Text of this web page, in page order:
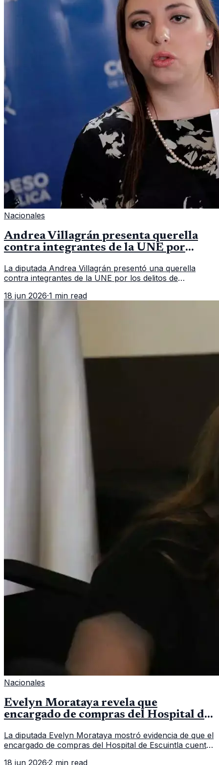
Nacionales
Andrea Villagrán presenta querella
contra integrantes de la UNE por
La diputada Andrea Villagrán presentó una querella
contra integrantes de la UNE por los delitos de
18 jun 2026·1 min read
Nacionales
Evelyn Morataya revela que
encargado de compras del Hospital de
La diputada Evelyn Morataya mostró evidencia de que el
encargado de compras del Hospital de Escuintla cuenta
18 jun 2026·2 min read